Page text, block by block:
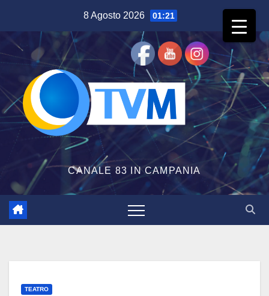
contenuto
8 Agosto 2026 01:21
CANALE 83 IN CAMPANIA
TEATRO